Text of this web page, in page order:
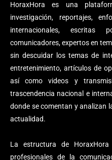
HoraxHora es una
investigación, reportajes,
internacionales, escritas
comunicadores, expertos en
sin descuidar los temas de
entretenimiento, artículos de
así como videos y
trascendencia nacional e
donde se comentan y analizan
actualidad.
La estructura de
profesionales de la